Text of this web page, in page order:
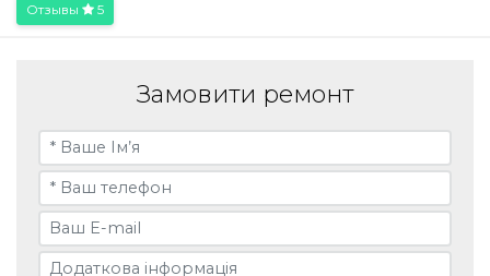
Отзывы 5
Замовити ремонт